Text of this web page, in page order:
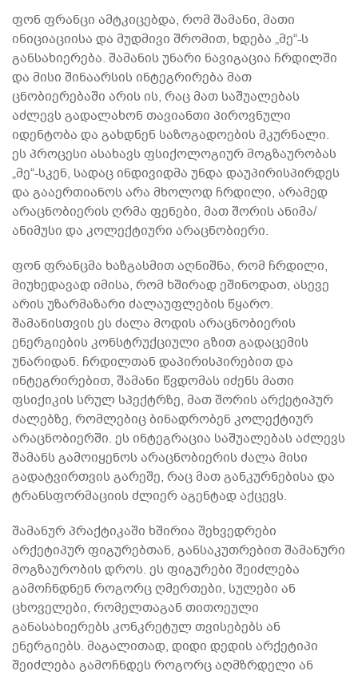
ფონ ფრანცი ამტკიცებდა, რომ შამანი, მათი
ინიციაციისა და მუდმივი შრომით, ხდება „მე“-ს
განსახიერება. შამანის უნარი ნავიგაცია ჩრდილში
და მისი შინაარსის ინტეგრირება მათ
ცნობიერებაში არის ის, რაც მათ საშუალებას
აძლევს გადალახონ თავიანთი პიროვნული
იდენტობა და გახდნენ საზოგადოების მკურნალი.
ეს პროცესი ასახავს ფსიქოლოგიურ მოგზაურობას
„მე“-სკენ, სადაც ინდივიდმა უნდა დაუპირისპირდეს
და გააერთიანოს არა მხოლოდ ჩრდილი, არამედ
არაცნობიერის ღრმა ფენები, მათ შორის ანიმა/
ანიმუსი და კოლექტიური არაცნობიერი.
ფონ ფრანცმა ხაზგასმით აღნიშნა, რომ ჩრდილი,
მიუხედავად იმისა, რომ ხშირად ეშინოდათ, ასევე
არის უზარმაზარი ძალაუფლების წყარო.
შამანისთვის ეს ძალა მოდის არაცნობიერის
ენერგიების კონსტრუქციული გზით გადაცემის
უნარიდან. ჩრდილთან დაპირისპირებით და
ინტეგრირებით, შამანი წვდომას იძენს მათი
ფსიქიკის სრულ სპექტრზე, მათ შორის არქეტიპურ
ძალებზე, რომლებიც ბინადრობენ კოლექტიურ
არაცნობიერში. ეს ინტეგრაცია საშუალებას აძლევს
შამანს გამოიყენოს არაცნობიერის ძალა მისი
გადატვირთვის გარეშე, რაც მათ განკურნებისა და
ტრანსფორმაციის ძლიერ აგენტად აქცევს.
შამანურ პრაქტიკაში ხშირია შეხვედრები
არქეტიპურ ფიგურებთან, განსაკუთრებით შამანური
მოგზაურობის დროს. ეს ფიგურები შეიძლება
გამოჩნდნენ როგორც ღმერთები, სულები ან
ცხოველები, რომელთაგან თითოეული
განასახიერებს კონკრეტულ თვისებებს ან
ენერგიებს. მაგალითად, დიდი დედის არქეტიპი
შეიძლება გამოჩნდეს როგორც აღმზრდელი ან